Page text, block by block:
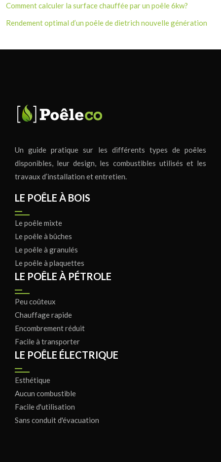
Comment calculer la surface chauffée par un poêle 6kw?
Rendement optimal d’un poêle de dietrich nouvelle génération
Un guide pratique sur les différents types de poêles
disponibles, leur design, les combustibles utilisés et les
travaux d’installation et entretien.
LE POÊLE À BOIS
Le poêle mixte
Le poêle à bûches
Le poêle à granulés
Le poêle à plaquettes
LE POÊLE À PÉTROLE
Peu coûteux
Chauffage rapide
Encombrement réduit
Facile à transporter
LE POÊLE ÉLECTRIQUE
Esthétique
Aucun combustible
Facile d'utilisation
Sans conduit d'évacuation